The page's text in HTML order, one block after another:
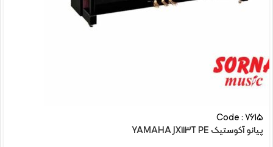
Code : 7615
پیانو آکوستیک YAMAHA JX113T PE